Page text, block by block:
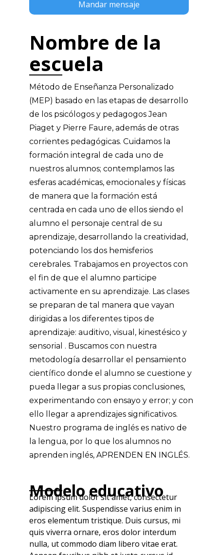
Nombre de la
escuela
Método de Enseñanza Personalizado
(MEP) basado en las etapas de desarrollo
de los psicólogos y pedagogos Jean
Piaget y Pierre Faure, además de otras
corrientes pedagógicas. Cuidamos la
formación integral de cada uno de
nuestros alumnos; contemplamos las
esferas académicas, emocionales y físicas
de manera que la formación está
centrada en cada uno de ellos siendo el
alumno el personaje central de su
aprendizaje, desarrollando la creatividad,
potenciando los dos hemisferios
cerebrales. Trabajamos en proyectos con
el fin de que el alumno participe
activamente en su aprendizaje. Las clases
se preparan de tal manera que vayan
dirigidas a los diferentes tipos de
aprendizaje: auditivo, visual, kinestésico y
sensorial . Buscamos con nuestra
metodología desarrollar el pensamiento
científico donde el alumno se cuestione y
pueda llegar a sus propias conclusiones,
experimentando con ensayo y error; y con
ello llegar a aprendizajes significativos.
Nuestro programa de inglés es nativo de
la lengua, por lo que los alumnos no
aprenden inglés, APRENDEN EN INGLÉS.
Modelo educativo
Lorem ipsum dolor sit amet, consectetur
adipiscing elit. Suspendisse varius enim in
eros elementum tristique. Duis cursus, mi
quis viverra ornare, eros dolor interdum
nulla, ut commodo diam libero vitae erat.